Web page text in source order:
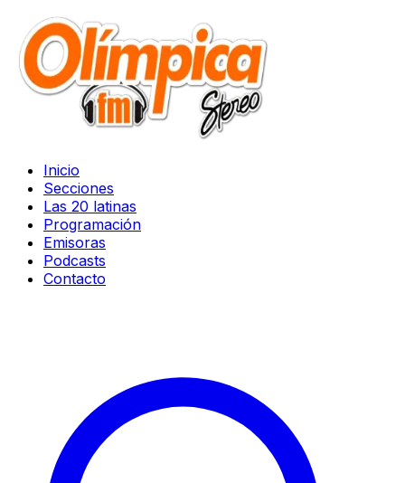
Inicio
Secciones
Las 20 latinas
Programación
Emisoras
Podcasts
Contacto